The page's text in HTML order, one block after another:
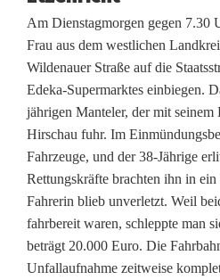
r
k
e
h
r
s
v
o
Am Dienstagmorgen gegen 7.30
Frau aus dem westlichen
Wildenauer Straße auf die
Edeka-Supermarktes einbiegen.
jährigen Manteler, der mit
Hirschau fuhr. Im
Fahrzeuge, und der 38-Jährige
Rettungskräfte brachten ihn in
Fahrerin blieb unverletzt. Weil
fahrbereit waren, schleppte man
beträgt 20.000 Euro. Die
Unfallaufnahme zeitweise